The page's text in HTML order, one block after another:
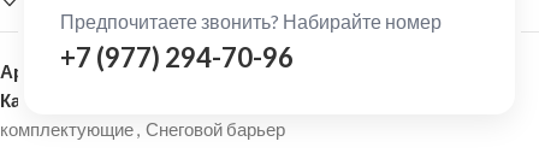
Предпочитаете звонить? Набирайте номер
+7 (977) 294-70-96
Артикул:155128
Категории:
комплектующие, Снеговой барьер